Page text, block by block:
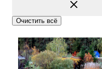
Очистить всё